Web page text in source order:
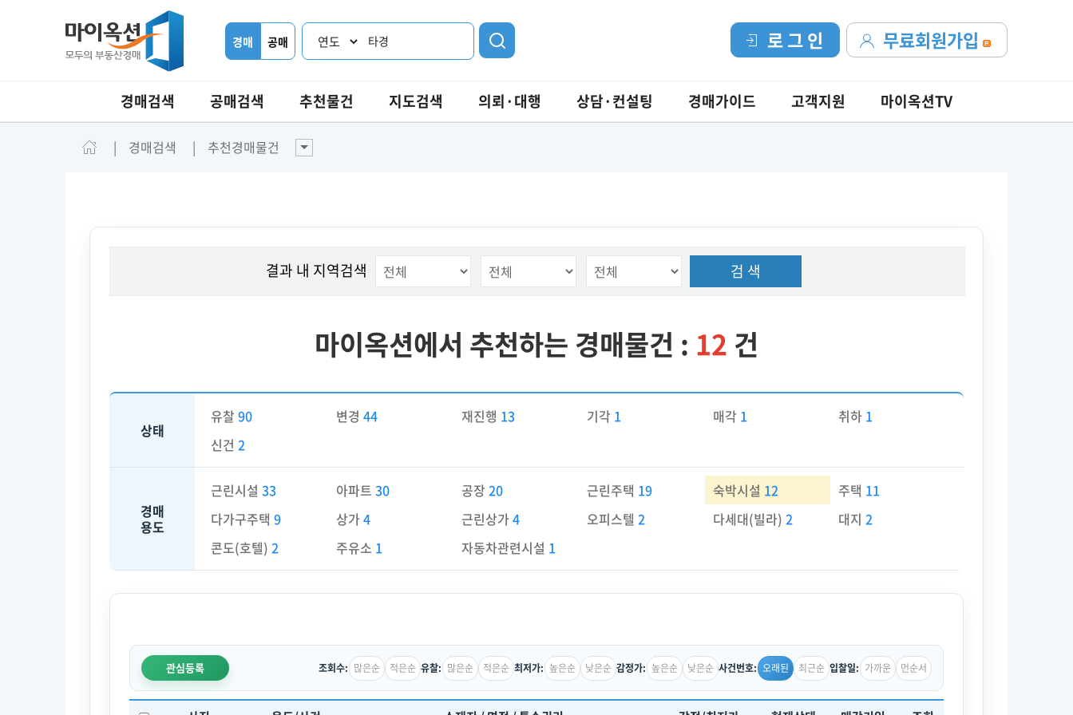
경매 공매 타경 무료회원가입
로 그 인
경매검색 공매검색 추천물건 지도검색 의뢰·대행 상담·컨설팅 경매가이드 고객지원 마이옥션TV
경매검색 추천경매물건
결과 내 지역검색 검 색
마이옥션에서 추천하는 경매물건 : 12 건
상태
유찰 90 변경44 재진행 13 기각 1 매각 1 취하 1
신건 2
경매
용도
근린시설 33 아파트30 공장20 근린주택 19 숙박시설 12 주택 11
다가구주택 9 상가4 근린상가4 오피스텔2 다세대(빌라) 2 대지 2
콘도(호텔) 2 주유소 1 자동차관련시설 1
관심등록 조회수: 많은순 적은순 유찰: 많은순 적은순 최저가: 높은순 낮은순 감정가: 높은순 낮은순 사건번호: 오래된 최근순 입찰일: 가까운 먼순서